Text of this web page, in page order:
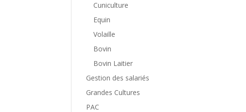
Cuniculture
Equin
Volaille
Bovin
Bovin Laitier
Gestion des salariés
Grandes Cultures
PAC